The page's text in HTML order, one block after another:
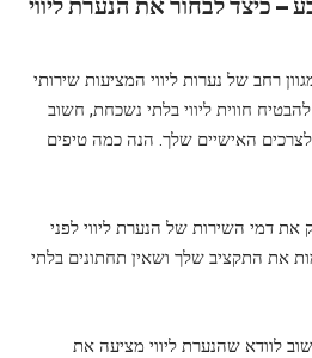
רחב של נערות ליווי המציעות שירותי
להבטיח חווית ליווי בלתי נשכחת, חשוב
האישיים שלך. הנה כמה טיפים
את דמי השירות של הנערת ליווי לפני
את התקציב שלך ושאין תחתונים בלתי
לוודא שהנערת ליווי מציעה את